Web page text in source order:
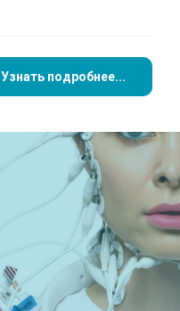
Узнать подробнее...